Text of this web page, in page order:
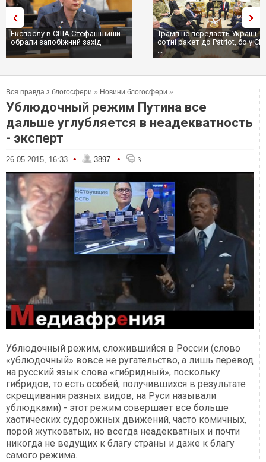
Трамп не передасть Україні
сотні ракет до Patriot, бо у США
Вибух у ресторані в Москві:
ціллю був головком ВКС
пр...
Вся правда з блогосфери » Новини блогосфери »
Ублюдочный режим Путина все
дальше углубляется в неадекватность
- эксперт
26.05.2015, 16:33 • 3897 • 3
Ублюдочный режим, сложившийся в России (слово
«ублюдочный» вовсе не ругательство, а лишь перевод
на русский язык слова «гибридный», поскольку
гибридов, то есть особей, получившихся в результате
скрещивания разных видов, на Руси называли
ублюдками) - этот режим совершает все больше
хаотических судорожных движений, часто комичных,
порой жутковатых, но всегда неадекватных и почти
никогда не ведущих к благу страны и даже к благу
самого режима.